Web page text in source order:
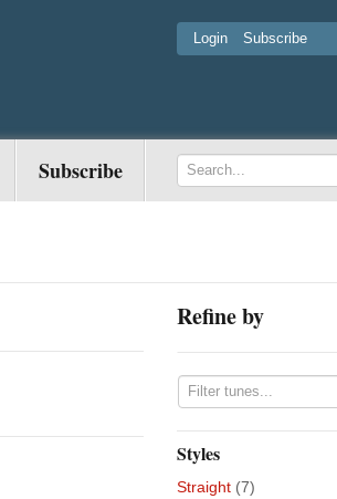
Login Subscribe
Subscribe
Refine by
Styles
Straight (7)